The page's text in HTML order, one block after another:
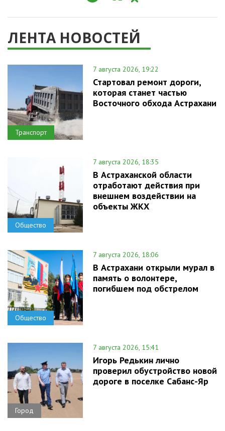
ЛЕНТА НОВОСТЕЙ
Транспорт
7 августа 2026, 19:22
Стартовал ремонт дороги,
которая станет частью
Восточного обхода Астрахани
Общество
7 августа 2026, 18:35
В Астраханской области
отработают действия при
внешнем воздействии на
объекты ЖКХ
Общество
7 августа 2026, 18:06
В Астрахани открыли мурал в
память о волонтере,
погибшем под обстрелом
Город
7 августа 2026, 15:41
Игорь Редькин лично
проверил обустройство новой
дороге в поселке Сабанс-Яр